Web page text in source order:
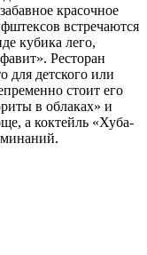
красочное
встречаются
кубика лего,
Ресторан
для детского или
стоит его
в облаках» и
а коктейль «Хуба-